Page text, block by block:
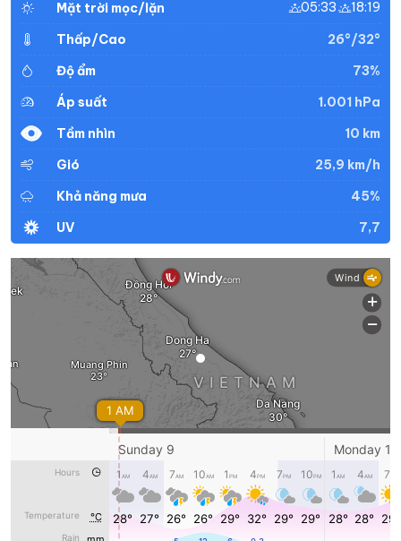
Mặt trời mọc/lặn
05:33 18:19
Thấp/Cao
26°/32°
Độ ẩm
73%
Áp suất
1.001 hPa
Tầm nhìn
10 km
Gió
25,9 km/h
Khả năng mưa
45%
UV
7,7